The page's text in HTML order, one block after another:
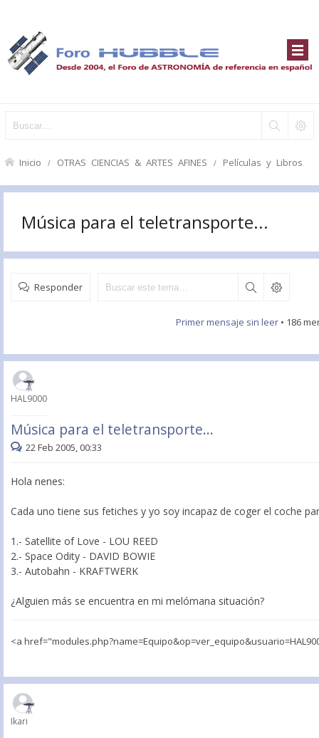
Inicio OTRAS CIENCIAS & ARTES AFINES Películas y Libros
Música para el teletransporte...
Responder
Primer mensaje sin leer• 186
HAL9000
Música para el teletransporte...
22 Feb 2005, 00:33
Hola nenes:
Cada uno tiene sus fetiches y yo soy incapaz de coger el coche
1.- Satellite of Love - LOU REED
2.- Space Odity - DAVID BOWIE
3.- Autobahn - KRAFTWERK
¿Alguien más se encuentra en mi melómana situación?
<a
Ikari